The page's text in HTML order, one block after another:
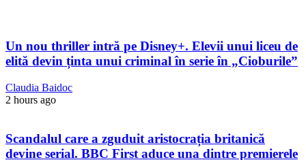
Un nou thriller intră pe Disney+. Elevii unui liceu de
elită devin ținta unui criminal în serie în „Cioburile”
Claudia Baidoc
2 hours ago
Scandalul care a zguduit aristocrația britanică
devine serial. BBC First aduce una dintre premierele